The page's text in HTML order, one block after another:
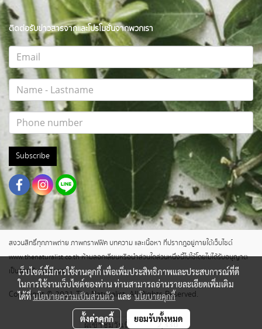
ติดต่อรับข่าวสารจากและโปรโมชั่นจากพวกเรา
Subscribe
สงวนสิทธิ์ทุกภาพถ่าย ภาพกราฟฟิค บทความ และเนื้อหา ที่ปรากฎอยู่ภายใต้เว็บไซต์
www.thenaturalist.co.th ห้ามลอกเลียนหรือนำส่วนใดส่วนหนึ่งนี้ไปใช้โดยไม่ได้รับอนุญาต
เป็นลายลักษณ์อักษร
Copyright © 2021 The Naturalist. All Rights Reserved.
ผู้เข้าชมวันนี้ 2,330
เว็บไซต์นี้มีการใช้งานคุกกี้ เพื่อเพิ่มประสิทธิภาพและประสบการณ์ที่ดี
ในการใช้งานเว็บไซต์ของท่าน ท่านสามารถอ่านรายละเอียดเพิ่มเติม
ได้ที่นโยบายความเป็นส่วนตัวและนโยบายคุกกี้
ตั้งค่าคุกกี้ ยอมรับทั้งหมด